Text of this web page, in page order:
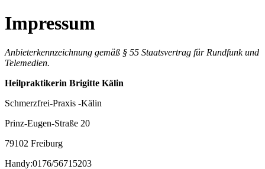
Impressum
Anbieterkennzeichnung gemäß § 55 Staatsvertrag für Rundfunk und
Telemedien.
Heilpraktikerin Brigitte Kälin
Schmerzfrei-Praxis -Kälin
Prinz-Eugen-Straße 20
79102 Freiburg
Handy:0176/56715203